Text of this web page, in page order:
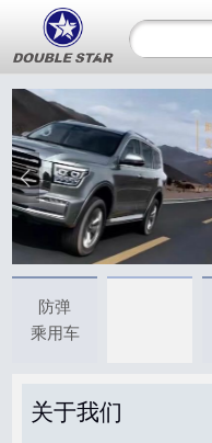
防弹
乘用车
关于我们